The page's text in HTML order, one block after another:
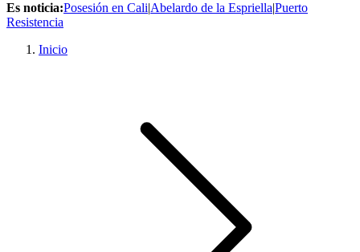
Es noticia:Posesión en Cali|Abelardo de la Espriella|Puerto
Resistencia
Inicio